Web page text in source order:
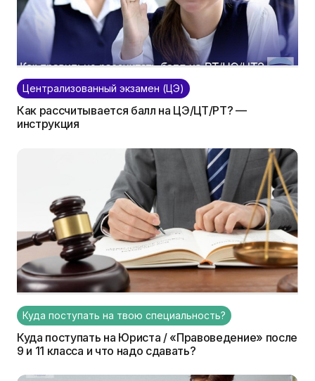
Централизованный экзамен (ЦЭ)
Как рассчитывается балл на ЦЭ/ЦТ/РТ? —
инструкция
Куда поступать на твою специальность?
Куда поступать на Юриста / «Правоведение» после
9 и 11 класса и что надо сдавать?